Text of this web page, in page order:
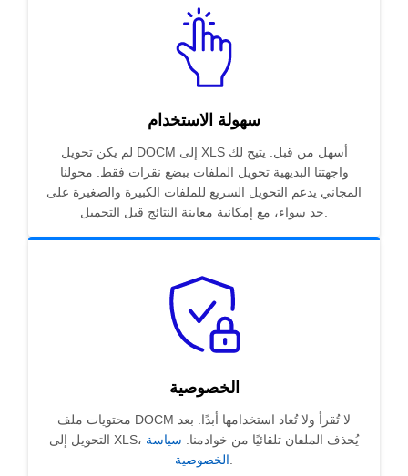
سهولة الاستخدام
لم يكن تحويل DOCM إلى XLS أسهل من قبل. يتيح لك
واجهتنا البديهية تحويل الملفات ببضع نقرات فقط. محولنا
المجاني يدعم التحويل السريع للملفات الكبيرة والصغيرة على
حد سواء، مع إمكانية معاينة النتائج قبل التحميل.
الخصوصية
محتويات ملف DOCM لا تُقرأ ولا تُعاد استخدامها أبدًا. بعد
التحويل إلى XLS، يُحذف الملفان تلقائيًا من خوادمنا. سياسة
الخصوصية.